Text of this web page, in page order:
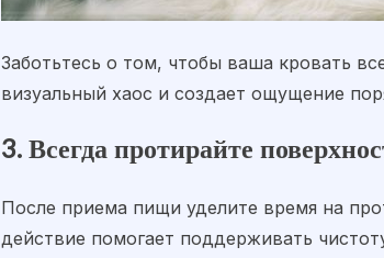
Заботьтесь о том, чтобы ваша кровать
визуальный хаос и создает ощущение
3. Всегда протирайте
После приема пищи уделите время на
действие помогает поддерживать